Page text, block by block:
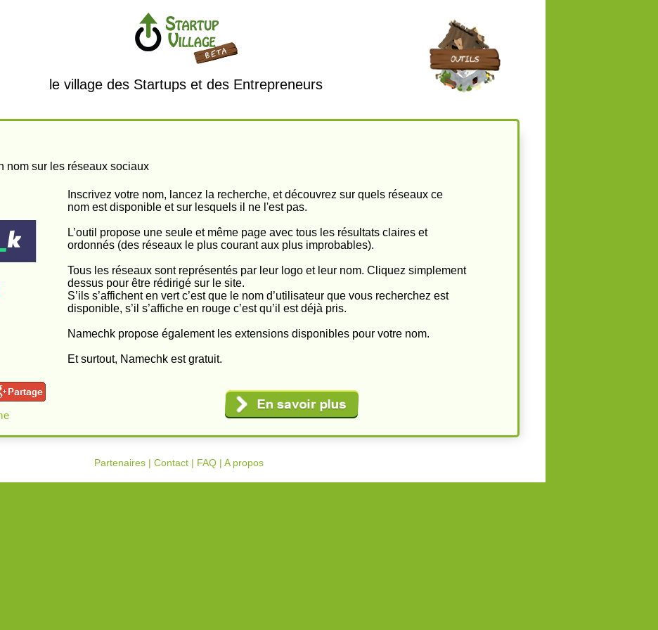
le village des Startups et des Entrepreneurs
nom sur les réseaux sociaux
Inscrivez votre nom, lancez la recherche, et découvrez sur quels réseaux ce
nom est disponible et sur lesquels il ne l'est pas.
L’outil propose une seule et même page avec tous les résultats claires et
ordonnés (des réseaux le plus courant aux plus improbables).
Tous les réseaux sont représentés par leur logo et leur nom. Cliquez simplement
dessus pour être rédirigé sur le site.
S’ils s’affichent en vert c’est que le nom d’utilisateur que vous recherchez est
disponible, s’il s’affiche en rouge c’est qu’il est déjà pris.
Namechk propose également les extensions disponibles pour votre nom.
Et surtout, Namechk est gratuit.
Partenaires | Contact | FAQ | A propos